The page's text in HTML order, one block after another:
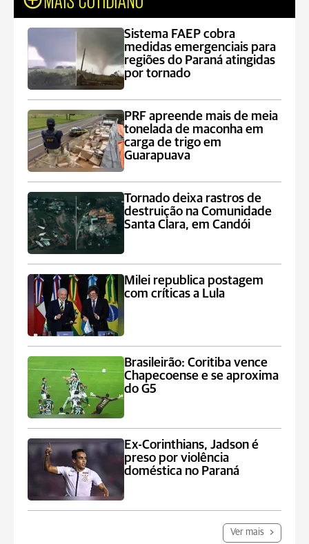
Sistema FAEP cobra
medidas emergenciais para
regiões do Paraná atingidas
por tornado
PRF apreende mais de meia
tonelada de maconha em
carga de trigo em
Guarapuava
Tornado deixa rastros de
destruição na Comunidade
Santa Clara, em Candói
Milei republica postagem
com críticas a Lula
Brasileirão: Coritiba vence
Chapecoense e se aproxima
do G5
Ex-Corinthians, Jadson é
preso por violência
doméstica no Paraná
Ver mais